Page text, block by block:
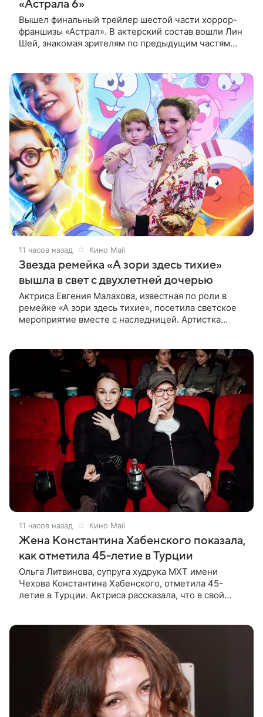
«Астрала 6»
Вышел финальный трейлер шестой части хоррор-
франшизы «Астрал». В актерский состав вошли Лин
Шей, знакомая зрителям по предыдущим частям
11 часов назад Кино Mail
Звезда ремейка «А зори здесь тихие»
вышла в свет с двухлетней дочерью
Актриса Евгения Малахова, известная по роли в
ремейке «А зори здесь тихие», посетила светское
мероприятие вместе с наследницей. Артистка
11 часов назад Кино Mail
Жена Константина Хабенского показала,
как отметила 45-летие в Турции
Ольга Литвинова, супруга худрука МХТ имени
Чехова Константина Хабенского, отметила 45-
летие в Турции. Актриса рассказала, что в свой